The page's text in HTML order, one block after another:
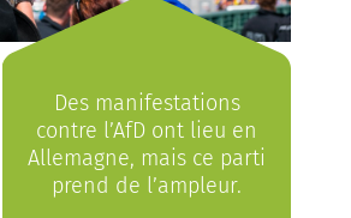
Des manifestations
contre l’AfD ont lieu en
Allemagne, mais ce parti
prend de l’ampleur.